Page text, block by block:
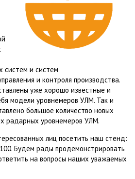
систем и систем
и контроля производства.
уже хорошо известные и
модели уровнемеров УЛМ. Так и
большое количество новых
радарных уровнемеров УЛМ.
лиц посетить наш стенд:
Будем рады продемонстрировать
на вопросы наших уважаемых